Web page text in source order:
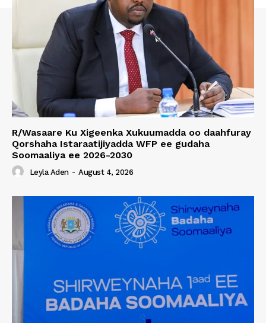
R/Wasaare Ku Xigeenka Xukuumadda oo daahfuray
Qorshaha Istaraatijiyadda WFP ee gudaha
Soomaaliya ee 2026-2030
Leyla Aden - August 4, 2026